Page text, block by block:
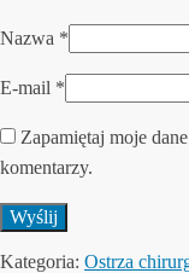
Nazwa *
E-mail *
Zapamiętaj moje
komentarzy.
Kategoria: Ostrza